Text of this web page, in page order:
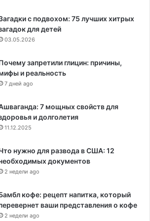
с подвохом: 75 лучших хитрых
для детей
03.05.2026
запретили глицин: причины,
и реальность
7 дней ago
7 мощных свойств для
и долголетия
11.12.2025
нужно для развода в США: 12
документов
2 недели ago
кофе: рецепт напитка, который
ваши представления о кофе
2 недели ago